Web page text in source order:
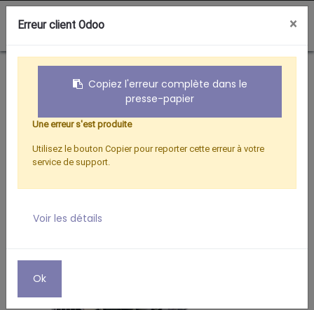
0
Boutique
Hertzien
FICHE F COUDEE M/F + 1 FICHE F
Erreur client Odoo ×
Copiez l'erreur complète dans le
presse-papier
Une erreur s'est produite
Utilisez le bouton Copier pour reporter cette erreur à votre
service de support.
Voir les détails
Ok